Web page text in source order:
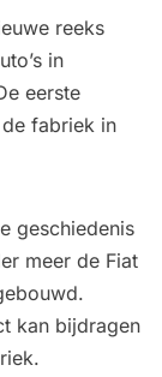
reeks
in
eerste
fabriek in
geschiedenis
meer de Fiat
kan bijdragen